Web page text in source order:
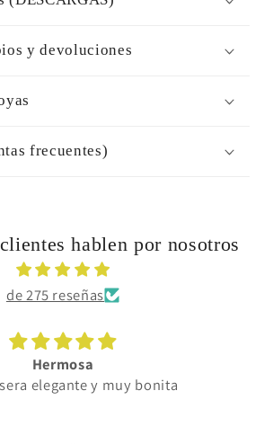
y devoluciones
frecuentes)
hablen por nosotros
de 275 reseñas
Hermosa
elegante y muy bonita